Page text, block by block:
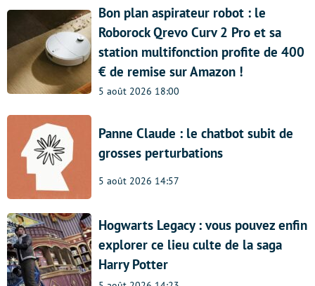
Bon plan aspirateur robot : le
Roborock Qrevo Curv 2 Pro et sa
station multifonction profite de 400
€ de remise sur Amazon !
5 août 2026 18:00
Panne Claude : le chatbot subit de
grosses perturbations
5 août 2026 14:57
Hogwarts Legacy : vous pouvez enfin
explorer ce lieu culte de la saga
Harry Potter